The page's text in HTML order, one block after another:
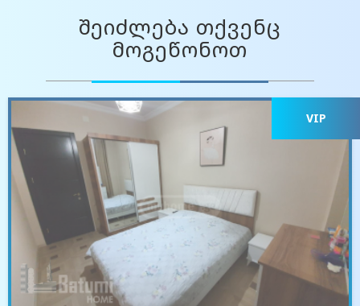
შეიძლება თქვენც
მოგეწონოთ
VIP